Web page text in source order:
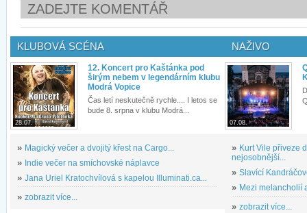
ZADEJTE KOMENTÁŘ
KLUBOVÁ SCÉNA
28.07.
12. Koncert pro Kaštánka pod
širým nebem v legendárním klubu
Modrá Vopice
Čas letí neskutečně rychle.... I letos se
bude 8. srpna v klubu Modrá...
» Magický večer a dvojitý křest na Cargo...
» Indie večer na smíchovské náplavce
» Jana Uriel Kratochvílová s kapelou Illuminati.ca...
» zobrazit více...
NAŽIVO
07.08.
» Kurt Vile přiveze
nejosobnější...
» Slavící
» Mezi melancholií
» zobrazit více...